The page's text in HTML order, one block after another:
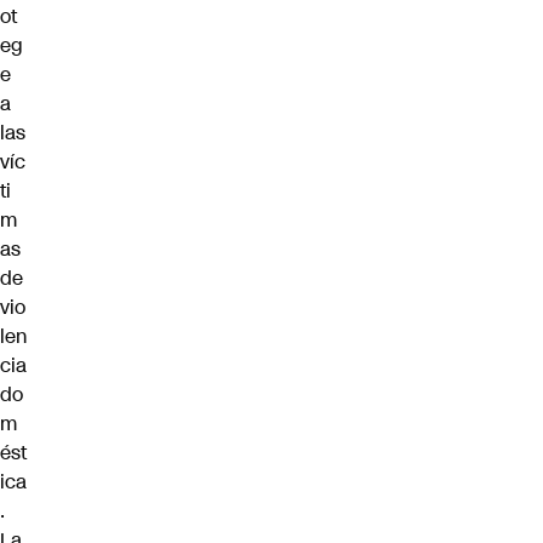
ot
eg
e
a
las
víc
ti
m
as
de
vio
len
cia
do
m
ést
ica
.